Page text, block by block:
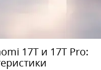
17T и 17T Pro: